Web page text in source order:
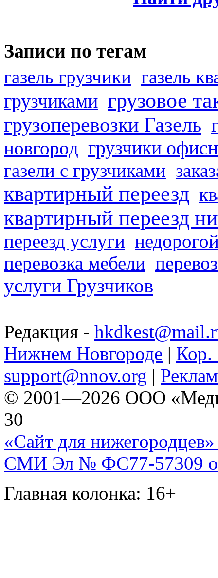
Записи по тегам
газель грузчики газель
грузчиками грузовое
грузоперевозки Газель
новгород грузчики
газели с грузчиками
квартирный переезд
квартирный переезд
переезд услуги
перевозка мебели
услуги Грузчиков
Редакция -
Нижнем Новгороде | Кор.
support@nnov.org |
© 2001—2026 ООО
30
«Сайт для нижегородцев»
СМИ Эл № ФС77-57309
Главная колонка: 16+